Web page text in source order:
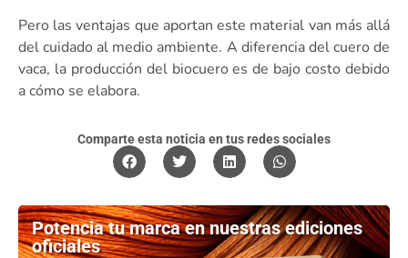
Pero las ventajas que aportan este material van más allá
del cuidado al medio ambiente. A diferencia del cuero de
vaca, la producción del biocuero es de bajo costo debido
a cómo se elabora.
Comparte esta noticia en tus redes sociales
Potencia tu marca en nuestras ediciones
oficiales